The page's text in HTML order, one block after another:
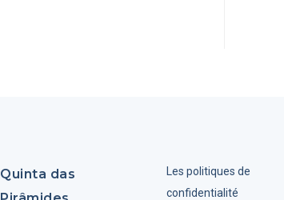
Quinta das
Les politiques de
confidentialité